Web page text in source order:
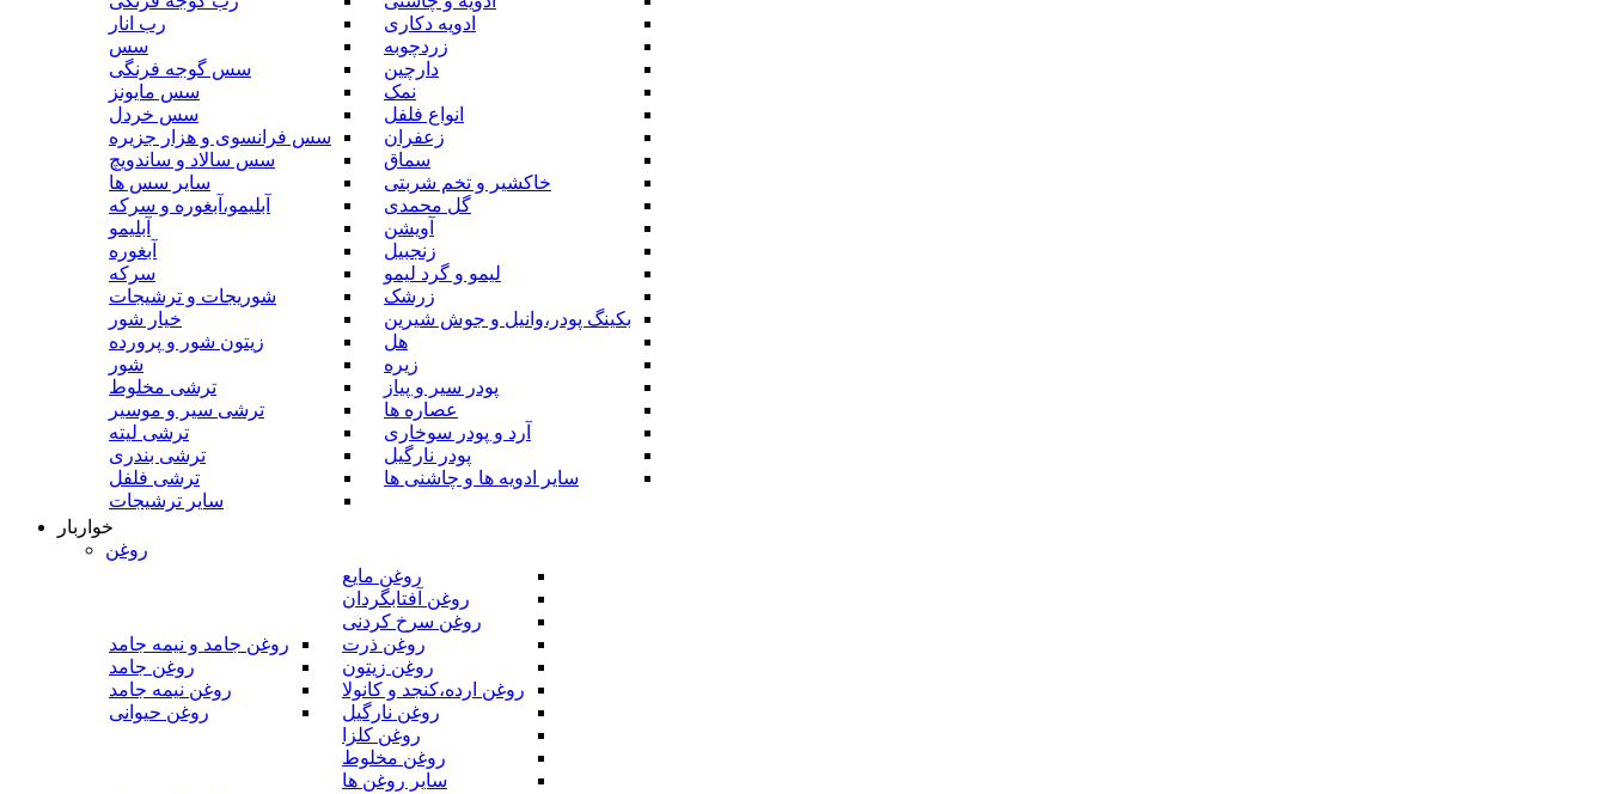
ادویه دکاری
زردچوبه
دارچین
نمک
انواع فلفل
زعفران
سماق
خاکشیر و تخم شربتی
گل محمدی
آویشن
زنجبیل
لیمو و گرد لیمو
زرشک
بکینگ پودر،وانیل و جوش شیرین
هل
زیره
پودر سیر و پیاز
عصاره ها
آرد و پودر سوخاری
پودر نارگیل
سایر ادویه ها و چاشنی ها
رب انار
سس
سس گوجه فرنگی
سس مایونز
سس خردل
سس فرانسوی و هزار جزیره
سس سالاد و ساندویچ
سایر سس ها
آبلیمو،آبغوره و سرکه
آبلیمو
آبغوره
سرکه
شوریجات و ترشیجات
خیار شور
زیتون شور و پرورده
شور
ترشی مخلوط
ترشی سیر و موسیر
ترشی لیته
ترشی بندری
ترشی فلفل
سایر ترشیجات
خواربار
روغن
روغن مایع
روغن آفتابگردان
روغن سرخ کردنی
روغن ذرت
روغن زیتون
روغن ارده،کنجد و کانولا
روغن نارگیل
روغن کلزا
روغن مخلوط
سایر روغن ها
روغن جامد و نیمه جامد
روغن جامد
روغن نیمه جامد
روغن حیوانی